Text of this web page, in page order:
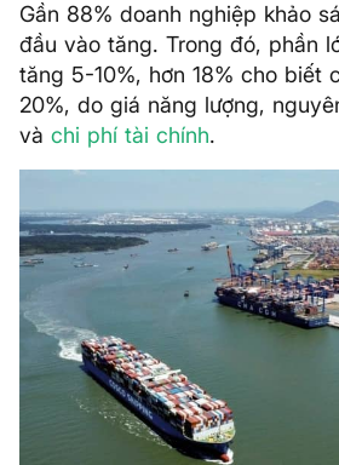
Gần 88% doanh nghiệp khảo
đầu vào tăng. Trong đó, phần
tăng 5-10%, hơn 18% cho biết
20%, do giá năng lượng,
và chi phí tài chính.